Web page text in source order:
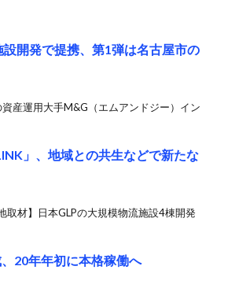
開発で提携、第1弾は名古屋市の
産運⽤⼤⼿M&G（エムアンドジー）イン
」、地域との共生などで新たな
取材】日本GLPの大規模物流施設4棟開発
20年年初に本格稼働へ